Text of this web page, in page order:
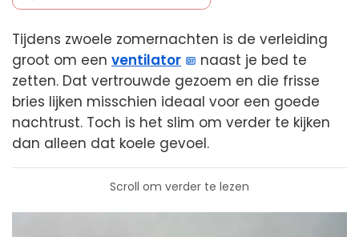
Tijdens zwoele zomernachten is de verleiding
groot om een ventilator
naast je bed te
zetten. Dat vertrouwde gezoem en die frisse
bries lijken misschien ideaal voor een goede
nachtrust. Toch is het slim om verder te kijken
dan alleen dat koele gevoel.
Scroll om verder te lezen